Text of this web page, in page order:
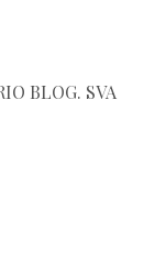
BLOG. SVA